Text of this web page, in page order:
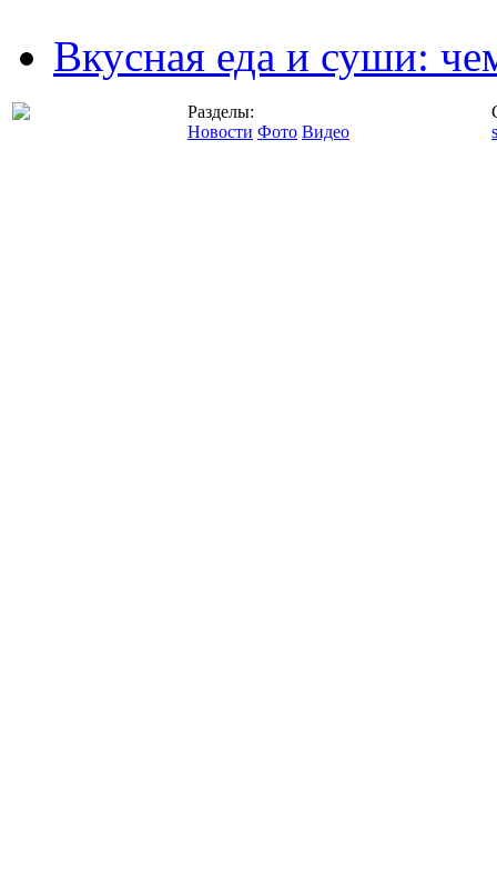
Вкусная еда и суши:
Разделы:
Новости Фото Видео